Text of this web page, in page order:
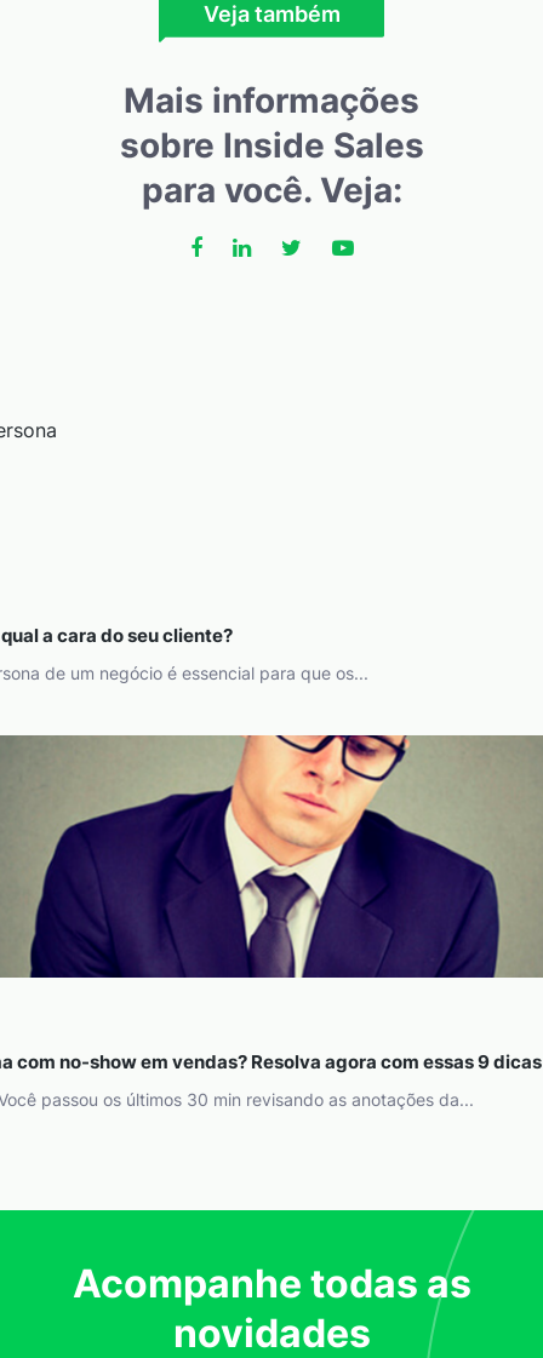
Veja também
Mais informações
sobre Inside Sales
para você. Veja:
a cara do seu cliente?
de um negócio é essencial para que os...
com no-show em vendas? Resolva agora com essas 9
passou os últimos 30 min revisando as anotações da...
Acompanhe todas as
novidades